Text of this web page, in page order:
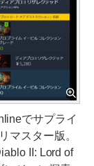
でサプライ
マスター版。
II: Lord of